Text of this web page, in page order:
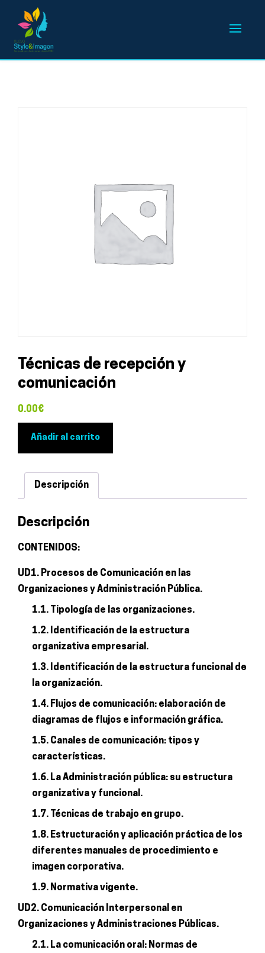
Técnicas de recepción y
comunicación
0.00€
Añadir al carrito
Descripción
Descripción
CONTENIDOS:
UD1. Procesos de Comunicación en las
Organizaciones y Administración Pública.
1.1. Tipología de las organizaciones.
1.2. Identificación de la estructura
organizativa empresarial.
1.3. Identificación de la estructura funcional de
la organización.
1.4. Flujos de comunicación: elaboración de
diagramas de flujos e información gráfica.
1.5. Canales de comunicación: tipos y
características.
1.6. La Administración pública: su estructura
organizativa y funcional.
1.7. Técnicas de trabajo en grupo.
1.8. Estructuración y aplicación práctica de los
diferentes manuales de procedimiento e
imagen corporativa.
1.9. Normativa vigente.
UD2. Comunicación Interpersonal en
Organizaciones y Administraciones Públicas.
2.1. La comunicación oral: Normas de